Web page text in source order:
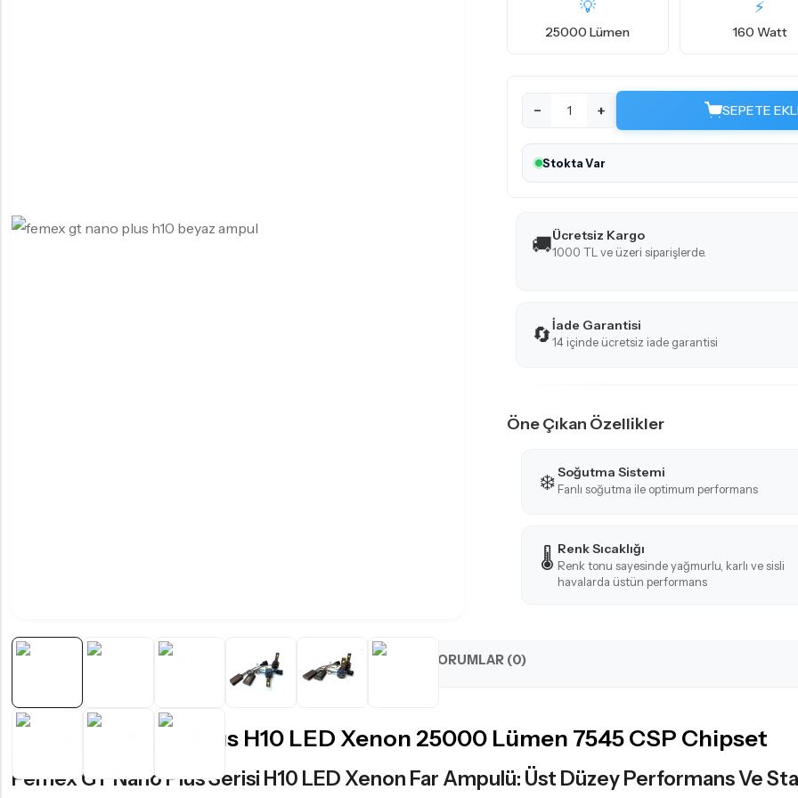
💡
25000 Lümen
⚡
160 Watt
− + SEPETE
Stokta Var
🚚Ücretsiz Kargo
1000 TL ve üzeri siparişlerde.
🔄İade Garantisi
14 içinde ücretsiz iade garantisi
Öne Çıkan Özellikler
❄️Soğutma Sistemi
Fanlı soğutma ile optimum performans
🌡️ Renk Sıcaklığı
Renk tonu sayesinde yağmurlu, karlı ve sisli
havalarda üstün performans
AÇIKLAMA ÖZELLIKLER TAKSIT SEÇENEKLERI YORUMLAR (0)
Femex GT Nano Plus H10 LED Xenon 25000 Lümen 7545 CSP Chipset
Femex GT Nano Plus Serisi H10 LED Xenon Far Ampulü: Üst Düzey Performans Ve